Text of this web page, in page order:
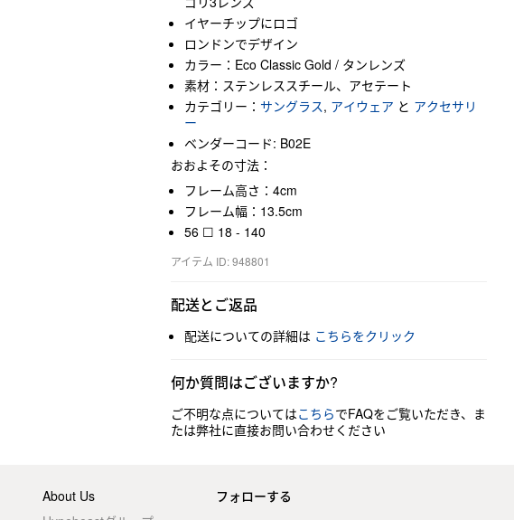
イヤーチップにロゴ
ロンドンでデザイン
カラー：Eco Classic Gold / タンレンズ
素材：ステンレススチール、アセテート
カテゴリー： サングラス, アイウェア と アクセサリ
ー
ベンダーコード: B02E
おおよその寸法：
フレーム高さ：4cm
フレーム幅：13.5cm
56 ☐ 18 - 140
アイテム ID: 948801
配送とご返品
配送についての詳細は こちらをクリック
何か質問はございますか?
ご不明な点についてはこちらでFAQをご覧いただき、ま
たは弊社に直接お問い合わせください
About Us
フォローする